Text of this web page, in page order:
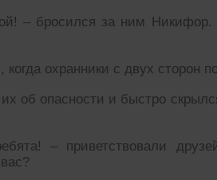
– бросился за ним Никифор.
охранники с двух сторон
об опасности и быстро
– приветствовали